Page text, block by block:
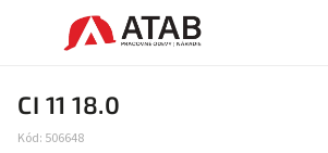
CI 11 18.0
Kód: 506648